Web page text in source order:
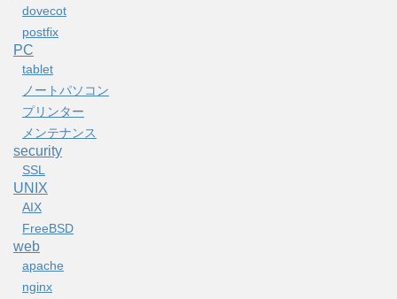
dovecot
postfix
PC
tablet
ノートパソコン
プリンター
メンテナンス
security
SSL
UNIX
AIX
FreeBSD
web
apache
nginx